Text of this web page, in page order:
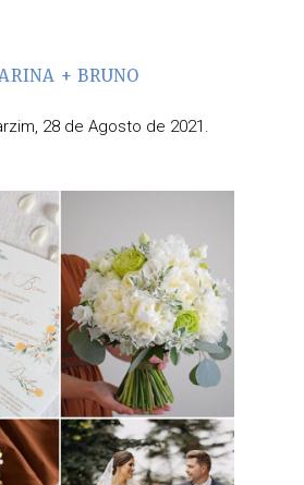
+ BRUNO
28 de Agosto de 2021.